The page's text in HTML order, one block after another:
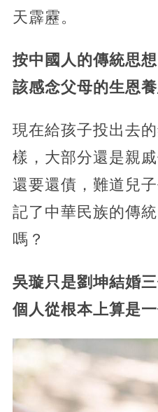
天霹靂。
按中國人的傳統思
該感念父母的生恩
現在給孩子投出去
樣，大部分還是親
還要還債，難道兒
記了中華民族的傳
嗎？
吳璇只是劉坤結婚
個人從根本上算是